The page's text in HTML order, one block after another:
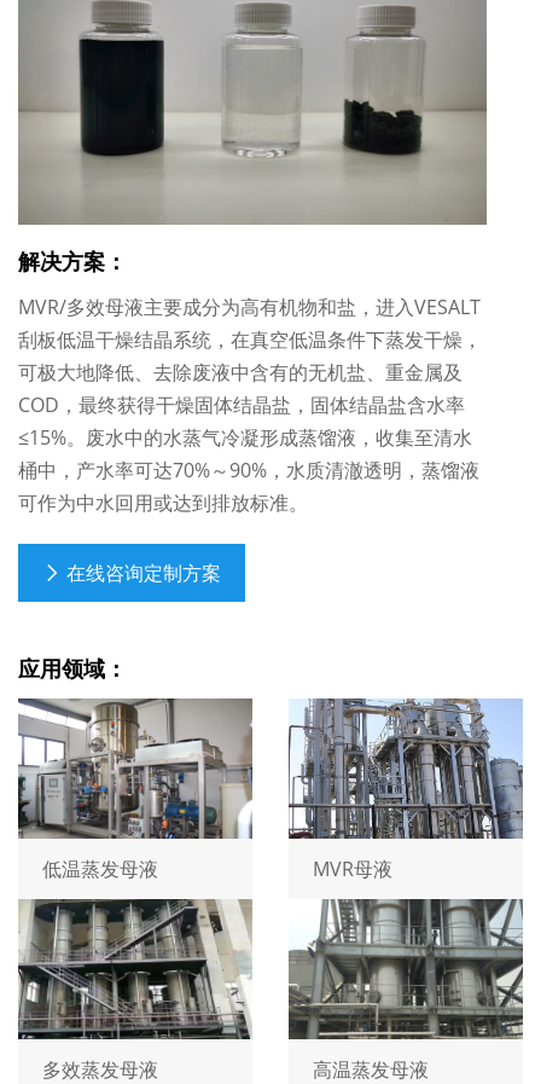
解决方案：
MVR/多效母液主要成分为高有机物和盐，进入VESALT
刮板低温干燥结晶系统，在真空低温条件下蒸发干燥，
可极大地降低、去除废液中含有的无机盐、重金属及
COD，最终获得干燥固体结晶盐，固体结晶盐含水率
≤15%。废水中的水蒸气冷凝形成蒸馏液，收集至清水
桶中，产水率可达70%～90%，水质清澈透明，蒸馏液
可作为中水回用或达到排放标准。
在线咨询定制方案
应用领域：
低温蒸发母液 MVR母液
多效蒸发母液 高温蒸发母液